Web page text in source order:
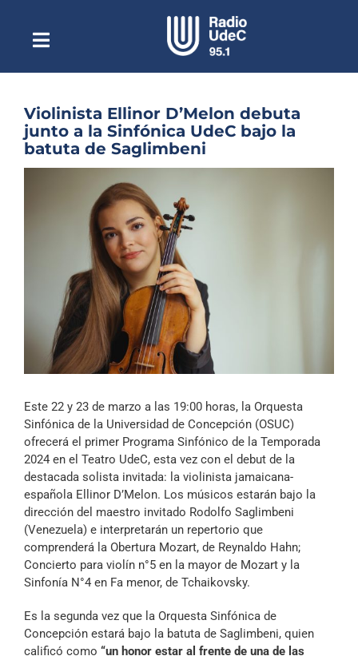
contenidoToggle
NavigationEscuchar Radio UdeC en vivo
Quiénes Somos
Programación
Podcast
Noticias
Reportajes
Columnas
Música Clásica
Especiales
Archivo Sonoro
Violinista Ellinor D’Melon debuta
junto a la Sinfónica UdeC bajo la
batuta de Saglimbeni
Este 22 y 23 de marzo a las 19:00 horas, la Orquesta
Sinfónica de la Universidad de Concepción (OSUC)
ofrecerá el primer Programa Sinfónico de la Temporada
2024 en el Teatro UdeC, esta vez con el debut de la
destacada solista invitada: la violinista jamaicana-
española Ellinor D’Melon. Los músicos estarán bajo la
dirección del maestro invitado Rodolfo Saglimbeni
(Venezuela) e interpretarán un repertorio que
comprenderá la Obertura Mozart, de Reynaldo Hahn;
Concierto para violín n°5 en la mayor de Mozart y la
Sinfonía N°4 en Fa menor, de Tchaikovsky.
Es la segunda vez que la Orquesta Sinfónica de
Concepción estará bajo la batuta de Saglimbeni, quien
calificó como “un honor estar al frente de una de las